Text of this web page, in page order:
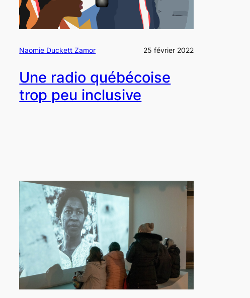
Naomie Duckett Zamor 25 février 2022
Une radio québécoise
trop peu inclusive